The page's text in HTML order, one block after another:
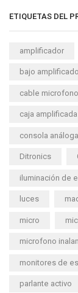
ETIQUETAS DEL
amplificador
bajo amplificado
cable microfono
caja amplificada
consola análoga
Ditronics
iluminación de
luces
micro
microfono
monitores de
parlante activo